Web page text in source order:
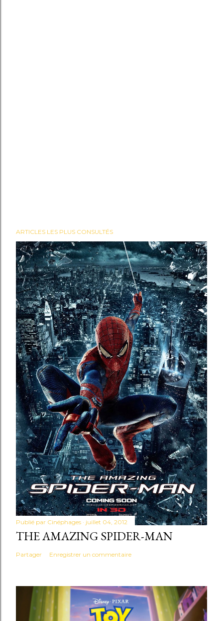
ARTICLES LES PLUS CONSULTÉS
Publié par Cinéphages juillet 04, 2012
THE AMAZING SPIDER-MAN
Partager Enregistrer un commentaire